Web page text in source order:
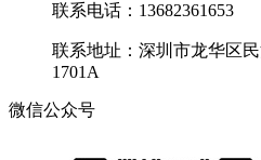
联系电话：13682361653
联系地址：深圳市龙华区
1701A
微信公众号